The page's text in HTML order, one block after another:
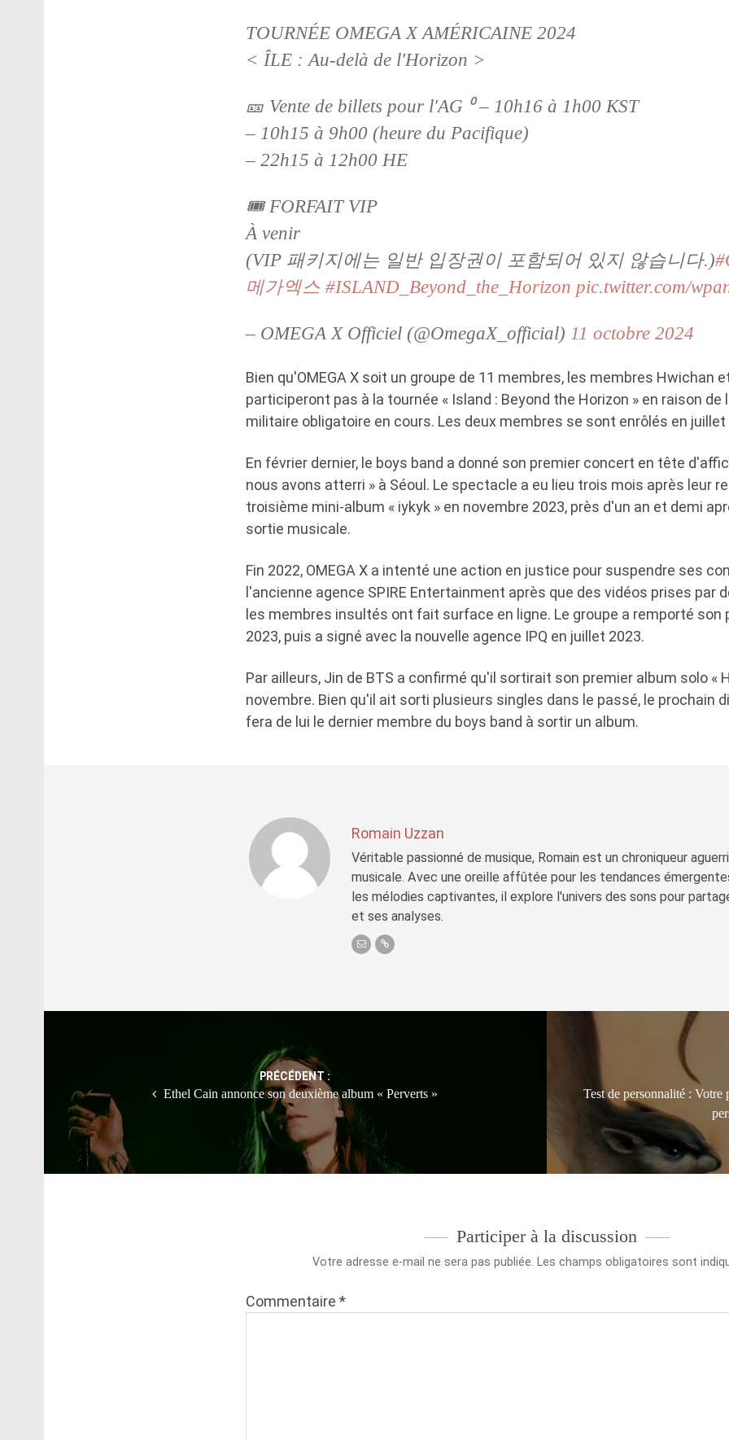
TOURNÉE OMEGA X AMÉRICAINE 2024
< ÎLE : Au-delà de l'Horizon >
🎫 Vente de billets pour l'AG ⁰ – 10h16 à 1h00 KST
– 10h15 à 9h00 (heure du Pacifique)
– 22h15 à 12h00 HE
🎟 FORFAIT VIP
À venir
(VIP 패키지에는 일반 입장권이 포함되어 있지 않습니다.)
메가엑스 #ISLAND_Beyond_the_Horizon pic.twitter.com/
– OMEGA X Officiel (@OmegaX_official) 11 octobre 2024
Bien qu'OMEGA X soit un groupe de 11 membres, les membres Hwichan
participeront pas à la tournée « Island : Beyond the Horizon » en raison de
militaire obligatoire en cours. Les deux membres se sont enrôlés en
En février dernier, le boys band a donné son premier concert en tête
nous avons atterri » à Séoul. Le spectacle a eu lieu trois mois après leur
troisième mini-album « iykyk » en novembre 2023, près d'un an et demi
sortie musicale.
Fin 2022, OMEGA X a intenté une action en justice pour suspendre ses
l'ancienne agence SPIRE Entertainment après que des vidéos prises par
les membres insultés ont fait surface en ligne. Le groupe a remporté son
2023, puis a signé avec la nouvelle agence IPQ en juillet 2023.
Par ailleurs, Jin de BTS a confirmé qu'il sortirait son premier album solo «
novembre. Bien qu'il ait sorti plusieurs singles dans le passé, le prochain
fera de lui le dernier membre du boys band à sortir un album.
Romain Uzzan
Véritable passionné de musique, Romain est un chroniqueur
musicale. Avec une oreille affûtée pour les tendances
les mélodies captivantes, il explore l'univers des sons pour
et ses analyses.
PRÉCÉDENT :
Ethel Cain annonce son deuxième album « Perverts »
Test de personnalité : Votre
Participer à la discussion
Votre adresse e-mail ne sera pas publiée. Les champs obligatoires sont
Commentaire *